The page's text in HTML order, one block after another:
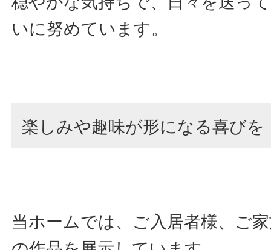
いに努めています。
楽しみや趣味が形になる喜びを
当ホームでは、ご入居者様、ご